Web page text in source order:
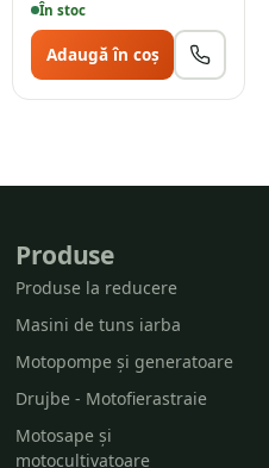
În stoc
Adaugă în coș
Produse
Produse la reducere
Masini de tuns iarba
Motopompe și generatoare
Drujbe - Motofierastraie
Motosape și
motocultivatoare